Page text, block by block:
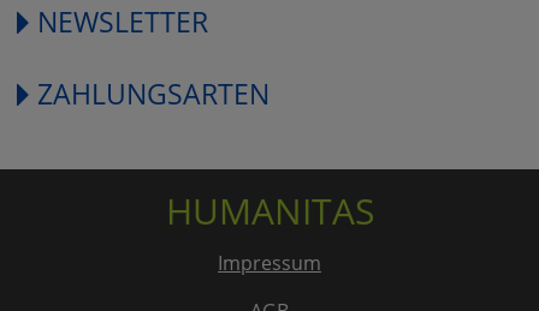
NEWSLETTER
ZAHLUNGSARTEN
HUMANITAS
Impressum